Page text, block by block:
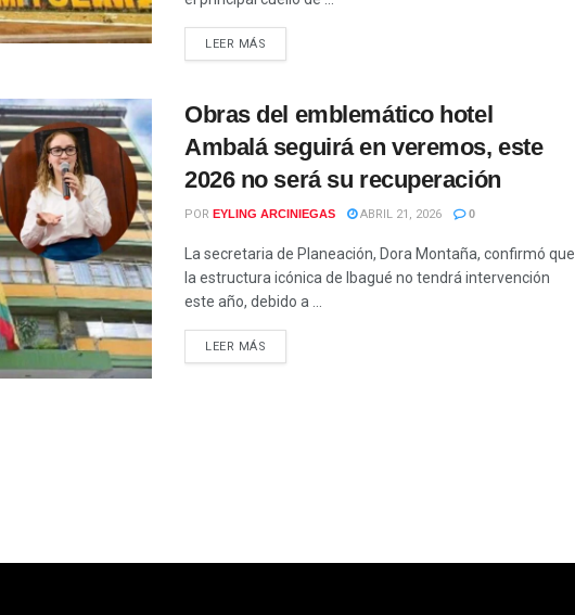
LEER MÁS
Obras del emblemático hotel
Ambalá seguirá en veremos, este
2026 no será su recuperación
POR EYLING ARCINIEGAS ABRIL 21, 2026 0
La secretaria de Planeación, Dora Montaña, confirmó que
la estructura icónica de Ibagué no tendrá intervención
este año, debido a ...
LEER MÁS